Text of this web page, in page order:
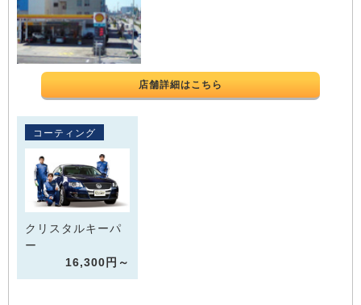
店舗詳細はこちら
コーティング
クリスタルキーパ
ー
16,300円～